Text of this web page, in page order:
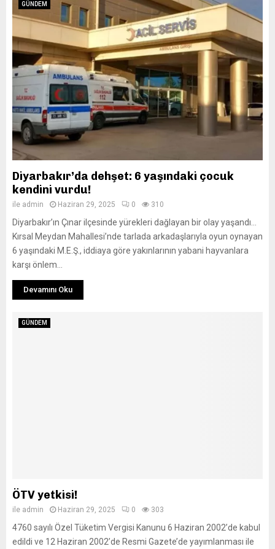
GÜNDEM
Diyarbakır’da dehşet: 6 yaşındaki çocuk
kendini vurdu!
ile admin Haziran 29, 2025 0 310
Diyarbakır’ın Çınar ilçesinde yürekleri dağlayan bir olay yaşandı…
Kırsal Meydan Mahallesi’nde tarlada arkadaşlarıyla oyun oynayan
6 yaşındaki M.E.Ş., iddiaya göre yakınlarının yabani hayvanlara
karşı önlem...
Devamını Oku
GÜNDEM
ÖTV yetkisi!
ile admin Haziran 29, 2025 0 303
4760 sayılı Özel Tüketim Vergisi Kanunu 6 Haziran 2002’de kabul
edildi ve 12 Haziran 2002’de Resmi Gazete’de yayımlanması ile